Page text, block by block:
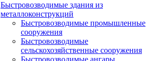
Быстровозводимые здания из
металлоконструкций
Быстровозводимые промышленные
сооружения
Быстровозводимые
сельскохозяйственные сооружения
Быстровозводимые ангары